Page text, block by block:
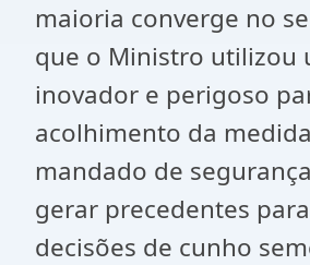
maioria converge no
que o Ministro utilizou
inovador e perigoso
acolhimento da
mandado de
gerar precedentes
decisões de cunho